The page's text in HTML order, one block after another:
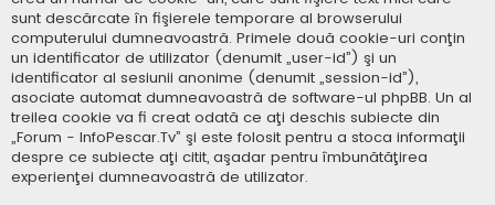
sunt descărcate în fişierele temporare al browserului
computerului dumneavoastră. Primele două cookie-uri conţin
un identificator de utilizator (denumit „user-id”) şi un
identificator al sesiunii anonime (denumit „session-id”),
asociate automat dumneavoastră de software-ul phpBB. Un al
treilea cookie va fi creat odată ce aţi deschis subiecte din
„Forum - InfoPescar.Tv” şi este folosit pentru a stoca informaţii
despre ce subiecte aţi citit, aşadar pentru îmbunătăţirea
experienţei dumneavoastră de utilizator.